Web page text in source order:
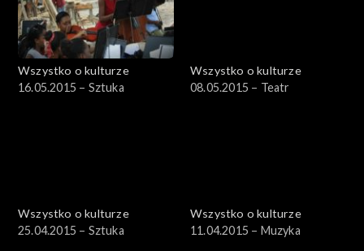
Wszystko o kulturze
16.05.2015 – Sztuka
Wszystko o kulturze
08.05.2015 – Teatr
Wszystko o kulturze
25.04.2015 – Sztuka
Wszystko o kulturze
11.04.2015 – Muzyka